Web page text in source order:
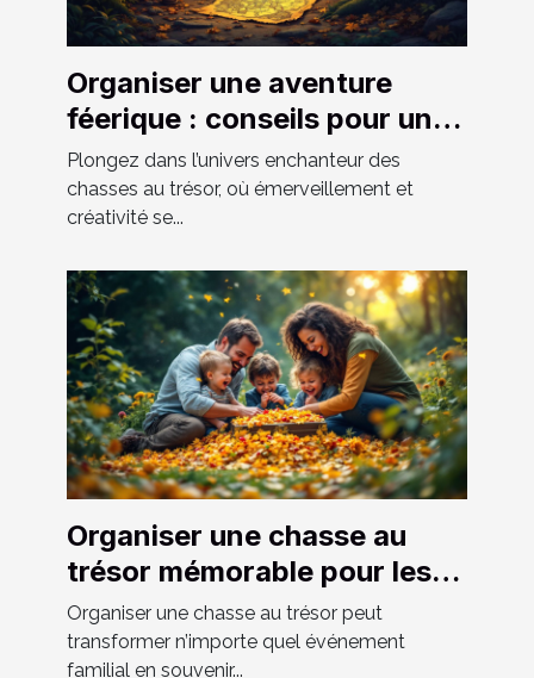
Organiser une aventure
féerique : conseils pour une
chasse au trésor réussie
Plongez dans l’univers enchanteur des
chasses au trésor, où émerveillement et
créativité se...
Organiser une chasse au
trésor mémorable pour les
événements familiaux
Organiser une chasse au trésor peut
transformer n’importe quel événement
familial en souvenir...